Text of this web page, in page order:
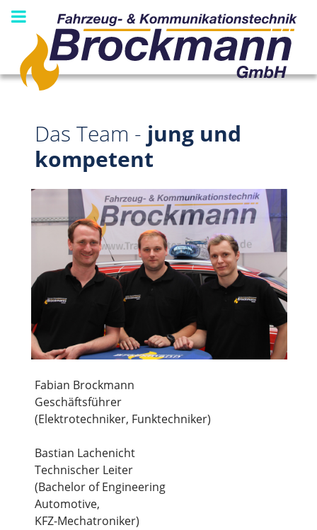
Das Team - jung und
kompetent
Fabian Brockmann
Geschäftsführer
(Elektrotechniker, Funktechniker)
Bastian Lachenicht
Technischer Leiter
(Bachelor of Engineering
Automotive,
KFZ-Mechatroniker)